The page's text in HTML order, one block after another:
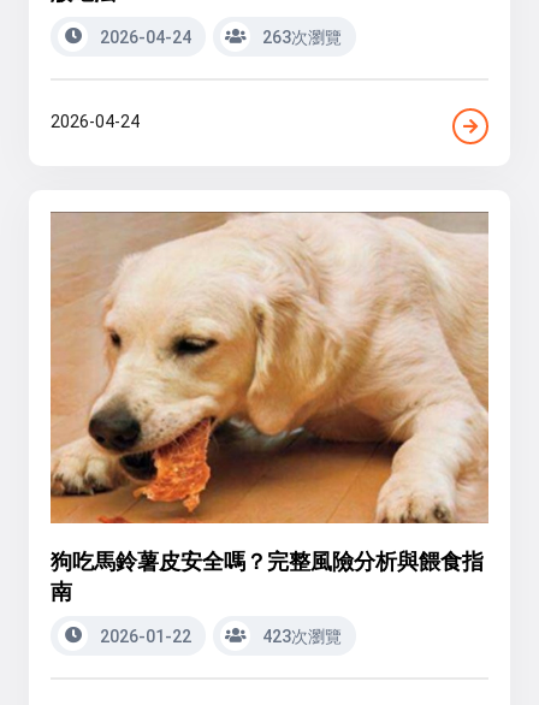
2026-04-24 263次瀏覽
2026-04-24
狗吃馬鈴薯皮安全嗎？完整風險分析與餵食指
南
2026-01-22 423次瀏覽